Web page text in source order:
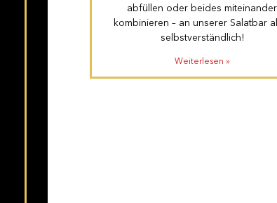
abfüllen oder beides miteinander
kombinieren – an unserer Salatbar
selbstverständlich!
Weiterlesen »